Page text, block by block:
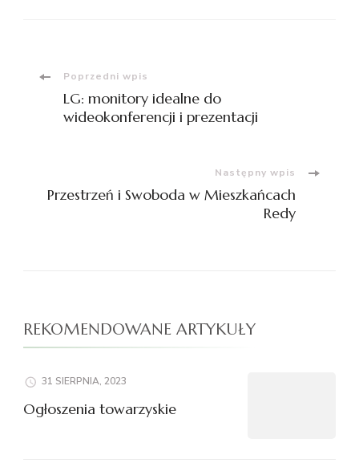
Nawigacja
wpisu
Poprzedni wpis
LG: monitory idealne do
wideokonferencji i prezentacji
Następny wpis
Przestrzeń i Swoboda w Mieszkańcach
Redy
REKOMENDOWANE ARTYKUŁY
31 SIERPNIA, 2023
Ogłoszenia towarzyskie